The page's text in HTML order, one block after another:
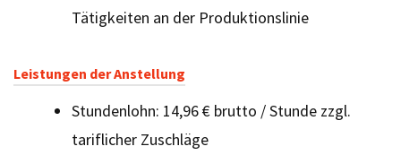
Tätigkeiten an der Produktionslinie
Leistungen der Anstellung
Stundenlohn: 14,96 € brutto / Stunde zzgl.
tariflicher Zuschläge